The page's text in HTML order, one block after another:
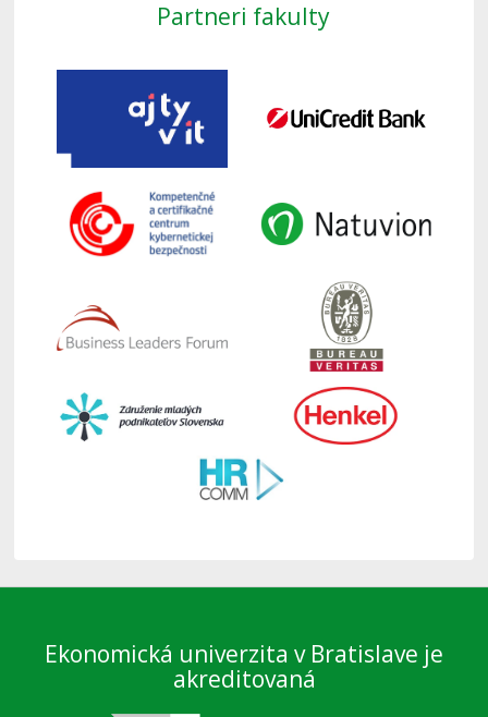
Partneri fakulty
Ekonomická univerzita v Bratislave je
akreditovaná